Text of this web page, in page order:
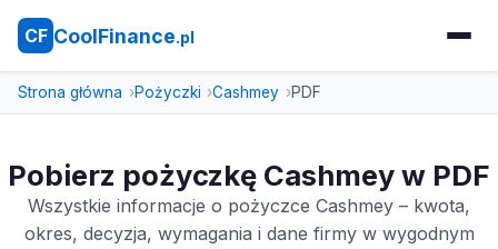
CF CoolFinance.pl
Strona główna Pożyczki Cashmey PDF
Pobierz pożyczkę Cashmey w PDF
Wszystkie informacje o pożyczce Cashmey – kwota,
okres, decyzja, wymagania i dane firmy w wygodnym